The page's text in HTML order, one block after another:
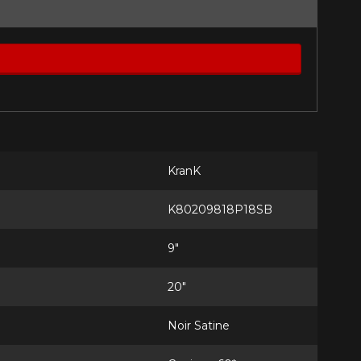
KranK
K80209818P18SB
9"
20"
Noir Satine
pas à contacter notre